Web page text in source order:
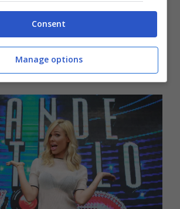
al GF Vip è di nuovo
Ott 5, 2017
Consent
Manage options